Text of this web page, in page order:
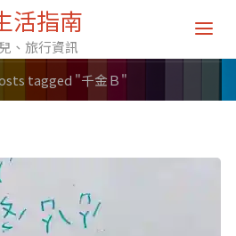
活指南
、旅行資訊
: 千金Ｂ
tagged "千金Ｂ"